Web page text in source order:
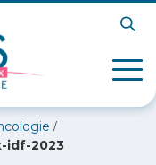
/
idf-2023